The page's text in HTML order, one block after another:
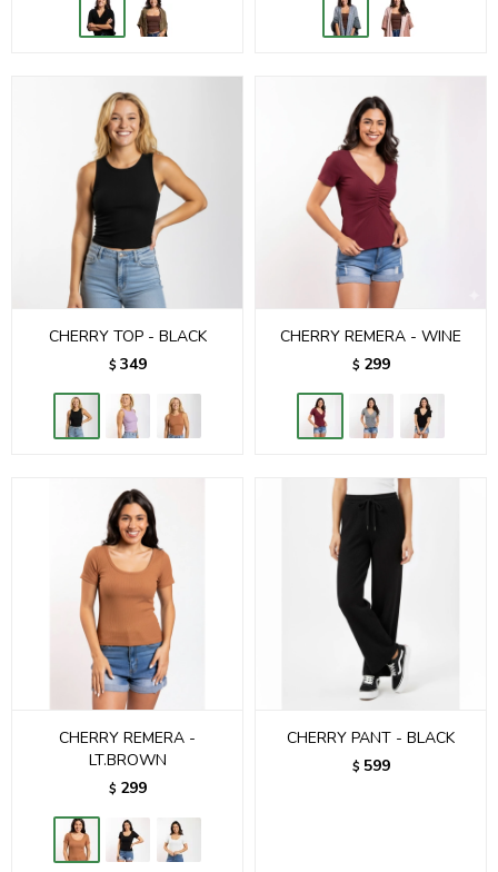
CHERRY TOP - BLACK
$ 349
CHERRY REMERA - WINE
$ 299
CHERRY REMERA -
LT.BROWN
$ 299
CHERRY PANT - BLACK
$ 599